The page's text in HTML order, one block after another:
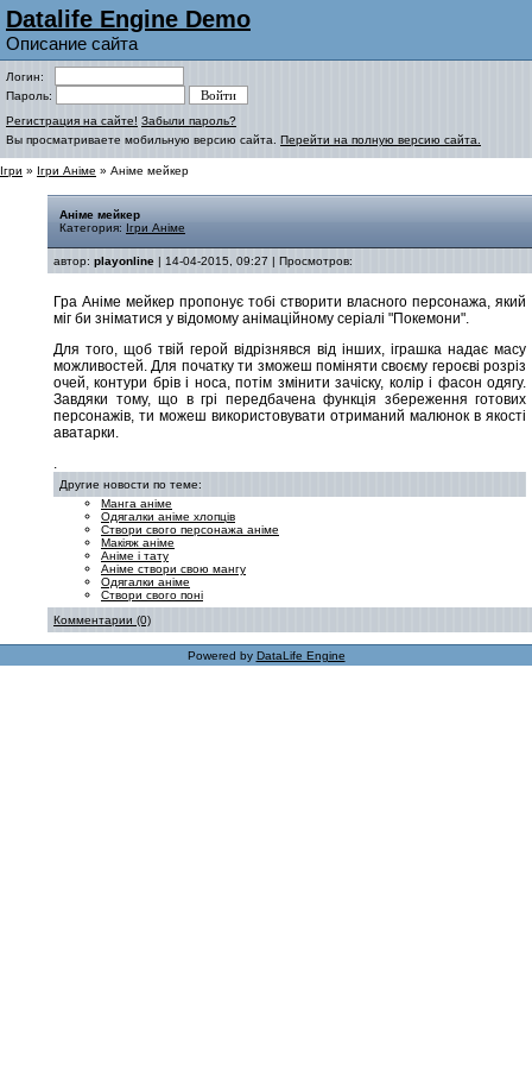
Datalife Engine Demo
Описание сайта
Логин:
Пароль:
Регистрация на сайте! Забыли пароль?
Вы просматриваете мобильную версию сайта. Перейти на полную версию сайта.
Ігри » Ігри Аніме » Аніме мейкер
Аніме мейкер
Категория: Ігри Аніме
автор: playonline | 14-04-2015, 09:27 | Просмотров:
Гра Аніме мейкер пропонує тобі створити власного персонажа, який
міг би зніматися у відомому анімаційному серіалі "Покемони".
Для того, щоб твій герой відрізнявся від інших, іграшка надає масу
можливостей. Для початку ти зможеш поміняти своєму героєві розріз
очей, контури брів і носа, потім змінити зачіску, колір і фасон одягу.
Завдяки тому, що в грі передбачена функція збереження готових
персонажів, ти можеш використовувати отриманий малюнок в якості
аватарки.
.
Другие новости по теме:
Манга аніме
Одягалки аніме хлопців
Створи свого персонажа аніме
Макіяж аніме
Аніме і тату
Аніме створи свою мангу
Одягалки аніме
Створи свого поні
Комментарии (0)
Powered by DataLife Engine